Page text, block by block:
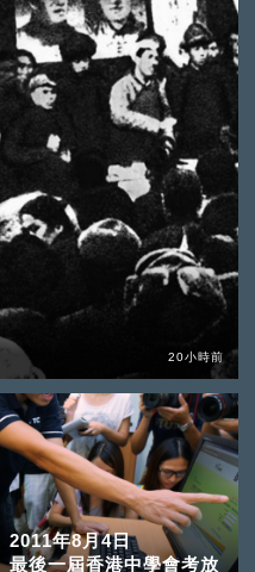
20小時前
2011年8月4日
最後一屆香港中學會考放